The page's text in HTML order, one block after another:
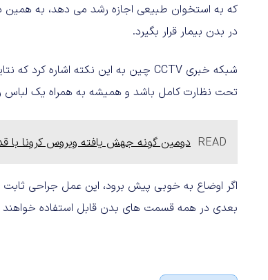
که به استخوان طبیعی اجازه رشد می دهد، به همین
در بدن بیمار قرار بگیرد.
تحت نظارت کامل باشد و همیشه به همراه یک
READ دومین گونه جهش یافته ویروس کرونا با
اگر اوضاع به خوبی پیش برود، این عمل جراحی
بعدی در همه قسمت های بدن قابل استفاده خواهند